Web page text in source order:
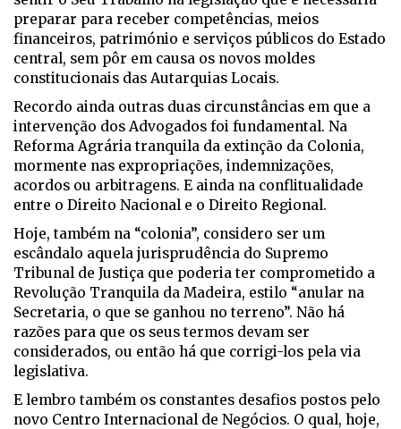
preparar para receber competências, meios
financeiros, património e serviços públicos do Estado
central, sem pôr em causa os novos moldes
constitucionais das Autarquias Locais.
Recordo ainda outras duas circunstâncias em que a
intervenção dos Advogados foi fundamental. Na
Reforma Agrária tranquila da extinção da Colonia,
mormente nas expropriações, indemnizações,
acordos ou arbitragens. E ainda na conflitualidade
entre o Direito Nacional e o Direito Regional.
Hoje, também na “colonia”, considero ser um
escândalo aquela jurisprudência do Supremo
Tribunal de Justiça que poderia ter comprometido a
Revolução Tranquila da Madeira, estilo “anular na
Secretaria, o que se ganhou no terreno”. Não há
razões para que os seus termos devam ser
considerados, ou então há que corrigi-los pela via
legislativa.
E lembro também os constantes desafios postos pelo
novo Centro Internacional de Negócios. O qual, hoje,